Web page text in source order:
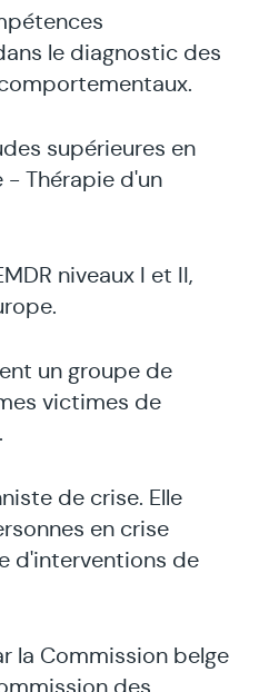
le diagnostic des
supérieures en
Thérapie d'un
niveaux I et II,
un groupe de
victimes de
de crise. Elle
en crise
d'interventions de
la Commission belge